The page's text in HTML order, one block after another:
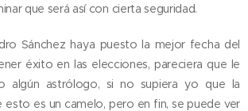
que será así con cierta seguridad.
Sánchez haya puesto la mejor fecha del
éxito en las elecciones, pareciera que le
algún astrólogo, si no supiera yo que la
esto es un camelo, pero en fin, se puede ver